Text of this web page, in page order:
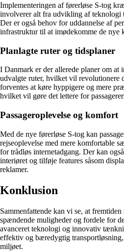
Implementeringen af førerløse S-tog
involverer alt fra udvikling af teknologi
Der er også behov for uddannelse af
infrastruktur til at imødekomme de nye
Planlagte ruter og tidsplaner
I Danmark er der allerede planer om at
udvalgte ruter, hvilket vil revolutionere
forventes at køre hyppigere og mere
hvilket vil gøre det lettere for
Passageroplevelse og komfort
Med de nye førerløse S-tog kan
rejseoplevelse med mere komfortable
for trådløs internetadgang. Der kan
interiøret og tilføje features såsom
reklamer.
Konklusion
Sammenfattende kan vi se, at
spændende muligheder og fordele for
avanceret teknologi og innovativ
effektiv og bæredygtig transportløsning,
miljøet.